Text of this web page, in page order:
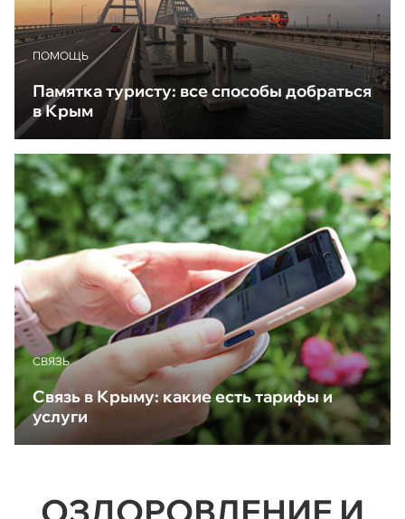
ПОМОЩЬ
Памятка туристу: все способы добраться
в Крым
CВЯЗЬ
Связь в Крыму: какие есть тарифы и
услуги